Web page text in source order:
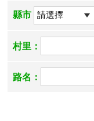
縣市
村里：
路名：